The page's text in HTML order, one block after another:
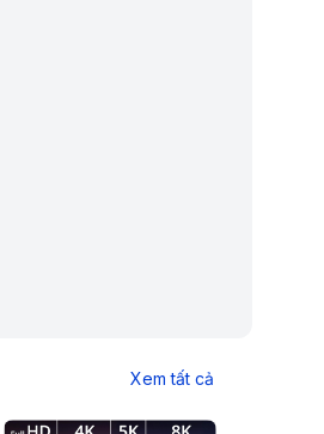
Xem tất cả